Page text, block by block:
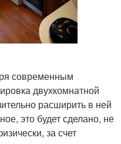
современным
двухкомнатной
расширить в ней
это будет сделано, не
за счет